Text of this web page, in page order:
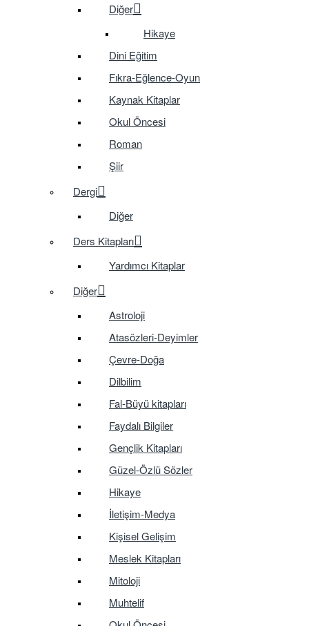
Diğer
Hikaye
Dini Eğitim
Fıkra-Eğlence-Oyun
Kaynak Kitaplar
Okul Öncesi
Roman
Şiir
Dergi
Diğer
Ders Kitapları
Yardımcı Kitaplar
Diğer
Astroloji
Atasözleri-Deyimler
Çevre-Doğa
Dilbilim
Fal-Büyü kitapları
Faydalı Bilgiler
Gençlik Kitapları
Güzel-Özlü Sözler
Hikaye
İletişim-Medya
Kişisel Gelişim
Meslek Kitapları
Mitoloji
Muhtelif